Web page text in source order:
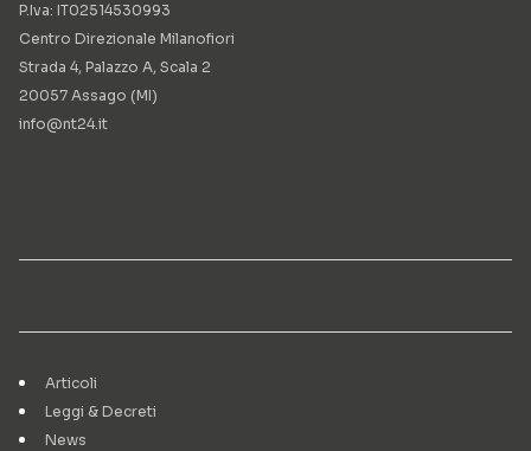
P.Iva: IT02514530993
Centro Direzionale Milanofiori
Strada 4, Palazzo A, Scala 2
20057 Assago (MI)
info@nt24.it
Articoli
Leggi & Decreti
News